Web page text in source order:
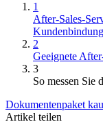
1
After-Sales-
2
Geeignete
3
So messen Sie
Dokumentenpaket
Artikel teilen